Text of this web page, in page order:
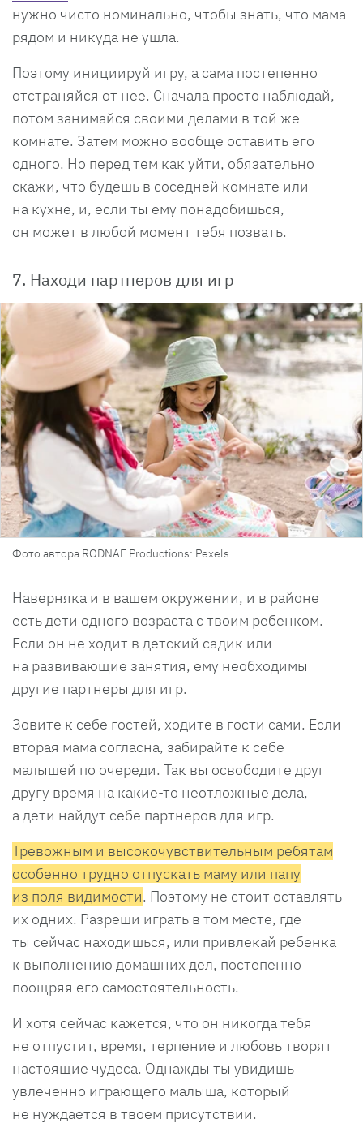
нужно чисто номинально, чтобы знать, что мама
рядом и никуда не ушла.
Поэтому инициируй игру, а сама постепенно
отстраняйся от нее. Сначала просто наблюдай,
потом занимайся своими делами в той же
комнате. Затем можно вообще оставить его
одного. Но перед тем как уйти, обязательно
скажи, что будешь в соседней комнате или
на кухне, и, если ты ему понадобишься,
он может в любой момент тебя позвать.
7. Находи партнеров для игр
Фото автора RODNAE Productions: Pexels
Наверняка и в вашем окружении, и в районе
есть дети одного возраста с твоим ребенком.
Если он не ходит в детский садик или
на развивающие занятия, ему необходимы
другие партнеры для игр.
Зовите к себе гостей, ходите в гости сами. Если
вторая мама согласна, забирайте к себе
малышей по очереди. Так вы освободите друг
другу время на какие-то неотложные дела,
а дети найдут себе партнеров для игр.
Тревожным и высокочувствительным ребятам
особенно трудно отпускать маму или папу
из поля видимости. Поэтому не стоит оставлять
их одних. Разреши играть в том месте, где
ты сейчас находишься, или привлекай ребенка
к выполнению домашних дел, постепенно
поощряя его самостоятельность.
И хотя сейчас кажется, что он никогда тебя
не отпустит, время, терпение и любовь творят
настоящие чудеса. Однажды ты увидишь
увлеченно играющего малыша, который
не нуждается в твоем присутствии.